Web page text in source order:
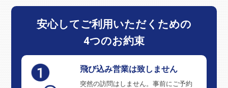
安心してご利用いただくための
4つのお約束
飛び込み営業は致しません
突然の訪問はしません。事前にご予約